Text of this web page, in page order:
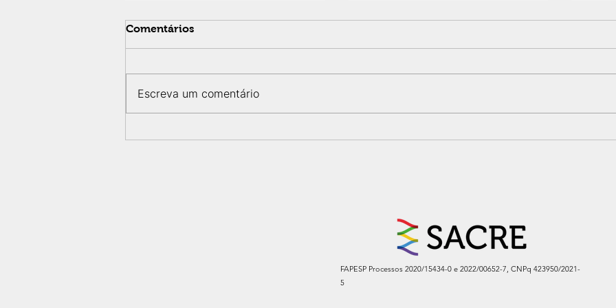
Comentários
Escreva um comentário
FAPESP Processos 2020/15434-0 e 2022/00652-7, CNPq 423950/2021-
5